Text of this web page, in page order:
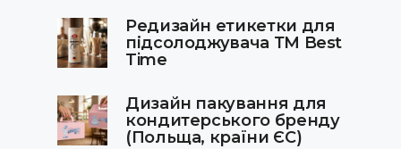
Редизайн етикетки для
підсолоджувача ТМ Best
Time
Дизайн пакування для
кондитерського бренду
(Польща, країни ЄС)